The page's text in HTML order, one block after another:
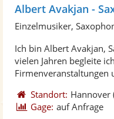
Albert Avakjan -
Einzelmusiker,
Ich bin Albert Avakjan,
vielen Jahren begleite
Firmenveranstaltungen
Standort: Hannover
Gage: auf Anfrage